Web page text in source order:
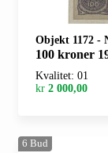
Objekt 1172 -
100 kroner
Kvalitet: 01
kr 2 000,00
6 Bud